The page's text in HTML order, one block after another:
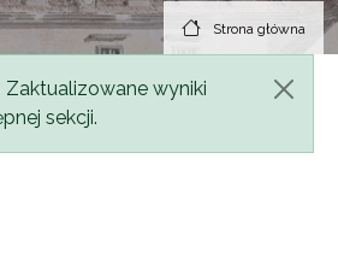
Strona główna
wyniki
sekcji.